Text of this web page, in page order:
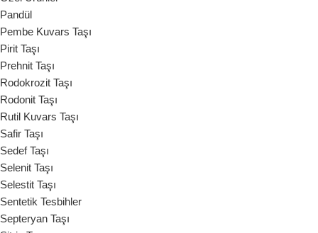
Pandül
Pembe Kuvars Taşı
Pirit Taşı
Prehnit Taşı
Rodokrozit Taşı
Rodonit Taşı
Rutil Kuvars Taşı
Safir Taşı
Sedef Taşı
Selenit Taşı
Selestit Taşı
Sentetik Tesbihler
Septeryan Taşı